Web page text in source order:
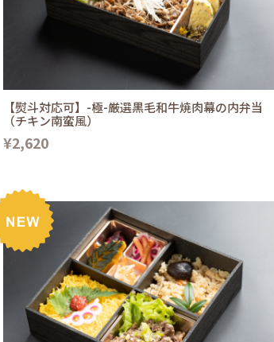
【熨斗対応可】-極-厳選黒毛和牛焼肉幕の内弁当
（チキン南蛮風）
¥2,620